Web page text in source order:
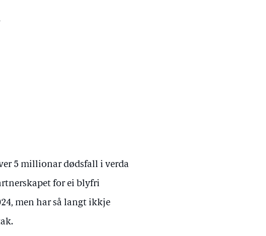
5 millionar dødsfall i verda
for ei blyfri
men har så langt ikkje